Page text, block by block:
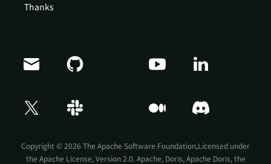
Thanks
Copyright © 2026 The Apache Software Foundation,Licensed under
the Apache License, Version 2.0. Apache, Doris, Apache Doris, the
Doris Summit 26